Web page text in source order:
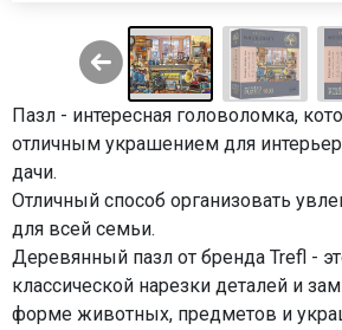
Пазл - интересная головоломка,
отличным украшением для
дачи.
Отличный способ организовать
для всей семьи.
Деревянный пазл от бренда Trefl -
классической нарезки деталей и
форме животных, предметов и